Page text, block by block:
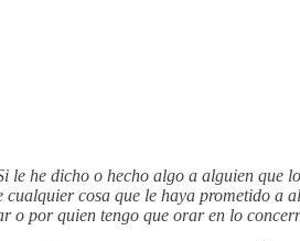
le he dicho o hecho algo a alguien
cosa que le haya prometido
o por quien tengo que orar en lo